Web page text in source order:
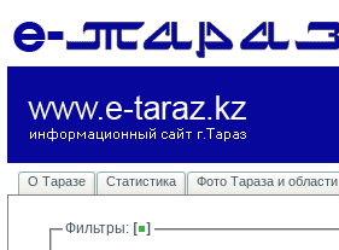
О Таразе Статистика Фото Тараза и области
Фильтры: